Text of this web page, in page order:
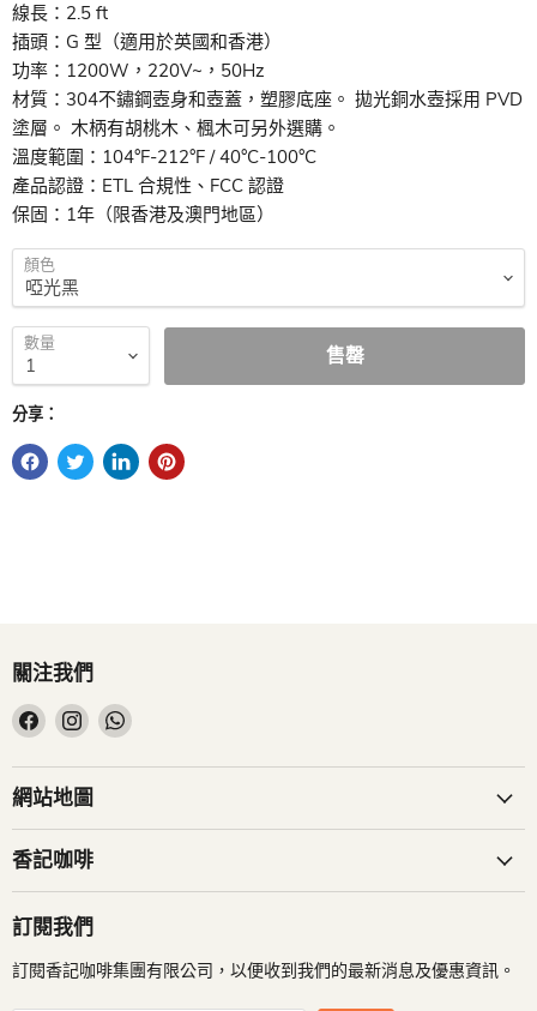
線長：2.5 ft
插頭：G 型（適用於英國和香港）
功率：1200W，220V~，50Hz
材質：304不鏽鋼壺身和壺蓋，塑膠底座。 拋光銅水壺採用 PVD
​​塗層。 木柄有胡桃木、楓木可另外選購。
溫度範圍：104°F-212°F / 40°C-100°C
產品認證：ETL 合規性、FCC 認證
保固：1年（限香港及澳門地區）
顏色
數量 售罄
分享：
關注我們
在
Facebook
找
到
們
在
Instagram
找
到
們
在
找
網站地圖
香記咖啡
訂閱我們
訂閱香記咖啡集團有限公司，以便收到我們的最新消息及優惠資訊。